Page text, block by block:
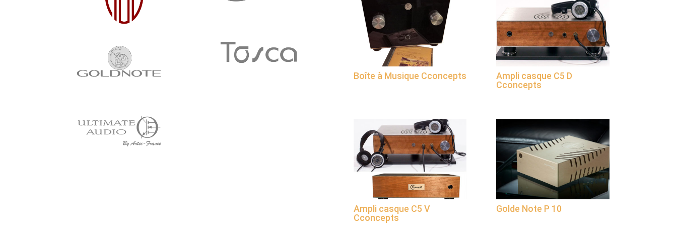
Boîte à Musique Cconcepts
Ampli casque C5 D
Cconcepts
Ampli casque C5 V
Cconcepts
Golde Note P 10